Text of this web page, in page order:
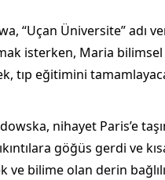
“Uçan Üniversite”
isterken, Maria
tıp eğitimini
nihayet Paris’e
göğüs gerdi ve
ve bilime olan derin